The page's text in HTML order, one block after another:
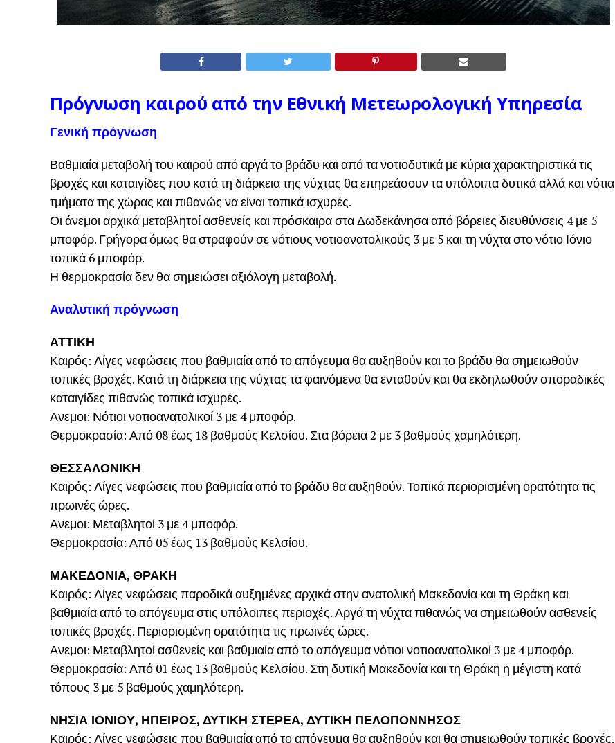
Πρόγνωση καιρού από την Εθνική Μετεωρολογική Υπηρεσία
Γενική πρόγνωση
Βαθμιαία μεταβολή του καιρού από αργά το βράδυ και από τα νοτιοδυτικά με κύρια χαρακτηριστικά τις
βροχές και καταιγίδες που κατά τη διάρκεια της νύχτας θα επηρεάσουν τα υπόλοιπα δυτικά αλλά και νότια
τμήματα της χώρας και πιθανώς να είναι τοπικά ισχυρές.
Οι άνεμοι αρχικά μεταβλητοί ασθενείς και πρόσκαιρα στα Δωδεκάνησα από βόρειες διευθύνσεις 4 με 5
μποφόρ. Γρήγορα όμως θα στραφούν σε νότιους νοτιοανατολικούς 3 με 5 και τη νύχτα στο νότιο Ιόνιο
τοπικά 6 μποφόρ.
Η θερμοκρασία δεν θα σημειώσει αξιόλογη μεταβολή.
Αναλυτική πρόγνωση
ΑΤΤΙΚΗ
Καιρός: Λίγες νεφώσεις που βαθμιαία από το απόγευμα θα αυξηθούν και το βράδυ θα σημειωθούν
τοπικές βροχές. Κατά τη διάρκεια της νύχτας τα φαινόμενα θα ενταθούν και θα εκδηλωθούν σποραδικές
καταιγίδες πιθανώς τοπικά ισχυρές.
Ανεμοι: Νότιοι νοτιοανατολικοί 3 με 4 μποφόρ.
Θερμοκρασία: Από 08 έως 18 βαθμούς Κελσίου. Στα βόρεια 2 με 3 βαθμούς χαμηλότερη.
ΘΕΣΣΑΛΟΝΙΚΗ
Καιρός: Λίγες νεφώσεις που βαθμιαία από το βράδυ θα αυξηθούν. Τοπικά περιορισμένη ορατότητα τις
πρωινές ώρες.
Ανεμοι: Μεταβλητοί 3 με 4 μποφόρ.
Θερμοκρασία: Από 05 έως 13 βαθμούς Κελσίου.
ΜΑΚΕΔΟΝΙΑ, ΘΡΑΚΗ
Καιρός: Λίγες νεφώσεις παροδικά αυξημένες αρχικά στην ανατολική Μακεδονία και τη Θράκη και
βαθμιαία από το απόγευμα στις υπόλοιπες περιοχές. Αργά τη νύχτα πιθανώς να σημειωθούν ασθενείς
τοπικές βροχές. Περιορισμένη ορατότητα τις πρωινές ώρες.
Ανεμοι: Μεταβλητοί ασθενείς και βαθμιαία από το απόγευμα νότιοι νοτιοανατολικοί 3 με 4 μποφόρ.
Θερμοκρασία: Από 01 έως 13 βαθμούς Κελσίου. Στη δυτική Μακεδονία και τη Θράκη η μέγιστη κατά
τόπους 3 με 5 βαθμούς χαμηλότερη.
ΝΗΣΙΑ ΙΟΝΙΟΥ, ΗΠΕΙΡΟΣ, ΔΥΤΙΚΗ ΣΤΕΡΕΑ, ΔΥΤΙΚΗ ΠΕΛΟΠΟΝΝΗΣΟΣ
Καιρός: Λίγες νεφώσεις που βαθμιαία από το απόγευμα θα αυξηθούν και θα σημειωθούν τοπικές βροχές.